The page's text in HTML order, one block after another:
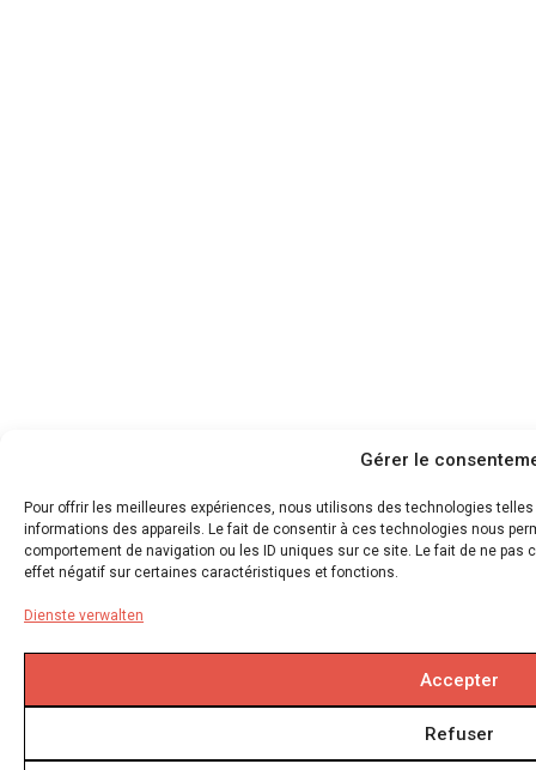
Gérer le
Pour offrir les meilleures expériences, nous utilisons des technologies
informations des appareils. Le fait de consentir à ces technologies nous
comportement de navigation ou les ID uniques sur ce site. Le fait de ne
effet négatif sur certaines caractéristiques et fonctions.
Dienste verwalten
Accepter
Refuser